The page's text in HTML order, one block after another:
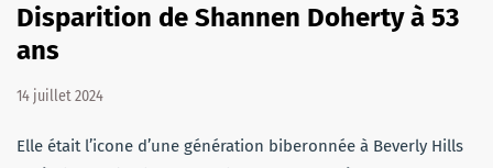
Disparition de Shannen Doherty à 53
ans
14 juillet 2024
Elle était l’icone d’une génération biberonnée à Beverly Hills